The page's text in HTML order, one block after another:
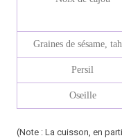
Graines de sésame,
Persil
Oseille
(Note : La cuisson, en